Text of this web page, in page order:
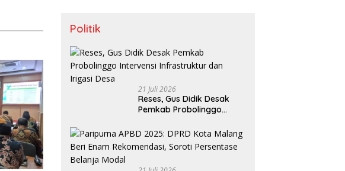
Politik
21 Juli 2026
Reses, Gus Didik Desak
Pemkab Probolinggo
dan Irigasi Desa